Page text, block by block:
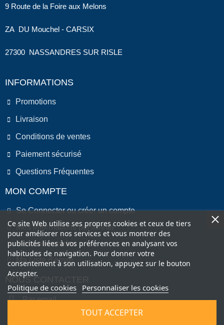
9 Route de la Foire aux Melons
ZA DU Mouchel - CARSIX
27300 NASSANDRES SUR RISLE
INFORMATIONS
Promotions
Livraison
Conditions de ventes
Paiement sécurisé
Questions Fréquentes
MON COMPTE
Se Connecter ou créer un compte
Mes informations personnel
Mes commandes
Ma Liste d'envie
NOUS CONTACTER
Par email
Ce site Web utilise ses propres cookies et ceux de tiers
pour améliorer nos services et vous montrer des
publicités liées à vos préférences en analysant vos
habitudes de navigation. Pour donner votre
consentement à son utilisation, appuyez sur le bouton
Accepter.
Politique de cookies Personnaliser les cookies
TOUT ACCEPTER